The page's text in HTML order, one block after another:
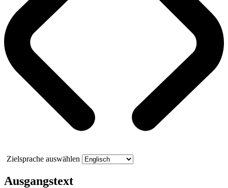
Zielsprache auswählen
Ausgangstext